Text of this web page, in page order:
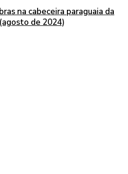
na cabeceira paraguaia da
de 2024)